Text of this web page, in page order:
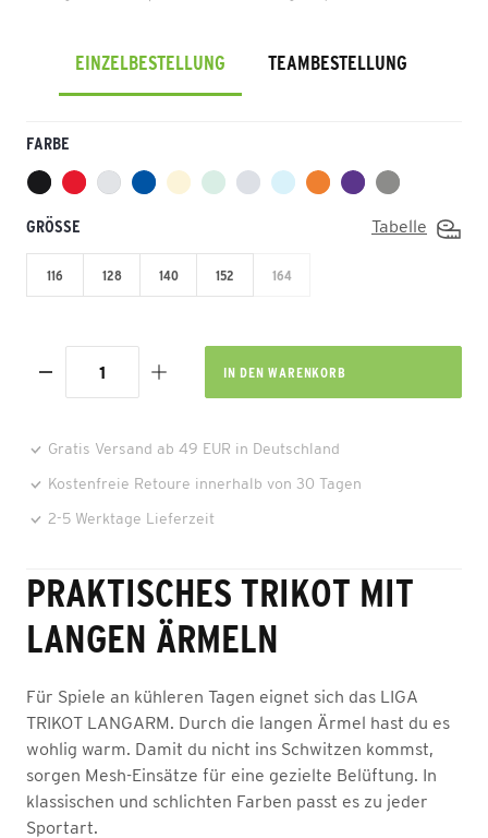
EINZELBESTELLUNG TEAMBESTELLUNG
FARBE
GRÖSSE Tabelle
116 128 140 152 164
IN DEN WARENKORB
Gratis Versand ab 49 EUR in Deutschland
Kostenfreie Retoure innerhalb von 30 Tagen
2-5 Werktage Lieferzeit
PRAKTISCHES TRIKOT MIT
LANGEN ÄRMELN
Für Spiele an kühleren Tagen eignet sich das LIGA
TRIKOT LANGARM. Durch die langen Ärmel hast du es
wohlig warm. Damit du nicht ins Schwitzen kommst,
sorgen Mesh-Einsätze für eine gezielte Belüftung. In
klassischen und schlichten Farben passt es zu jeder
Sportart.